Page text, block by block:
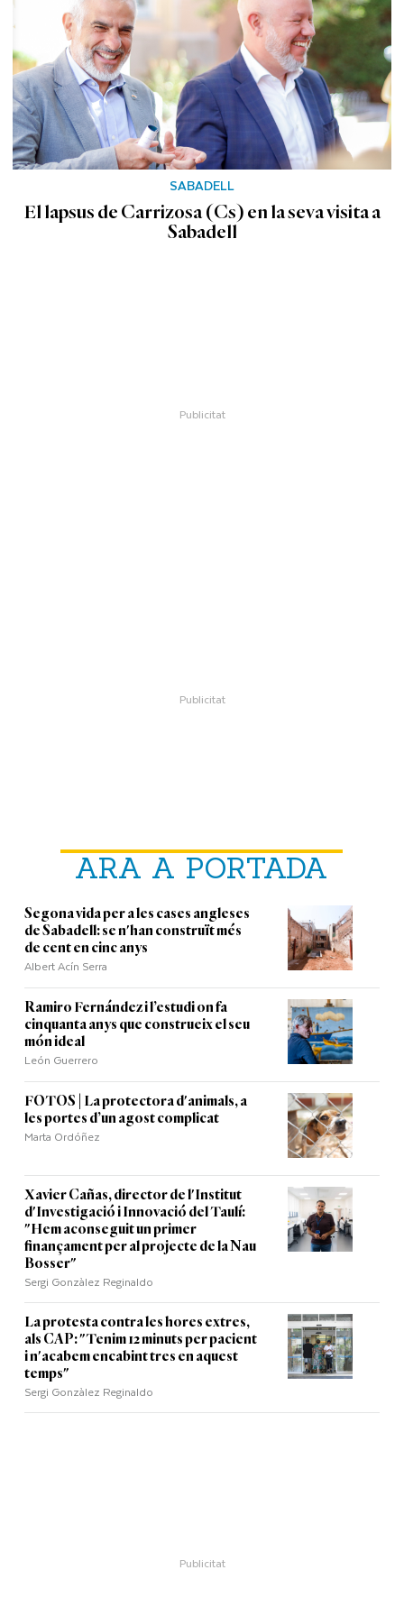
SABADELL
El lapsus de Carrizosa (Cs) en la seva visita a
Sabadell
ARA A PORTADA
Segona vida per a les cases angleses
de Sabadell: se n'han construït més
de cent en cinc anys
Albert Acín Serra
Ramiro Fernández i l’estudi on fa
cinquanta anys que construeix el seu
món ideal
León Guerrero
FOTOS | La protectora d'animals, a
les portes d’un agost complicat
Marta Ordóñez
Xavier Cañas, director de l'Institut
d'Investigació i Innovació del Taulí:
"Hem aconseguit un primer
finançament per al projecte de la Nau
Bosser"
Sergi Gonzàlez Reginaldo
La protesta contra les hores extres,
als CAP: "Tenim 12 minuts per pacient
i n'acabem encabint tres en aquest
temps"
Sergi Gonzàlez Reginaldo